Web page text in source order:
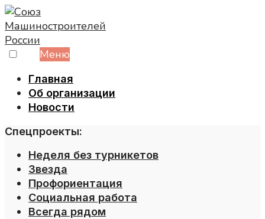
Skip
to
content
Меню
Главная
Об организации
Новости
Спецпроекты:
Неделя без турникетов
Звезда
Профориентация
Социальная работа
Всегда рядом